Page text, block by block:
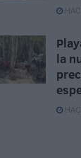
la